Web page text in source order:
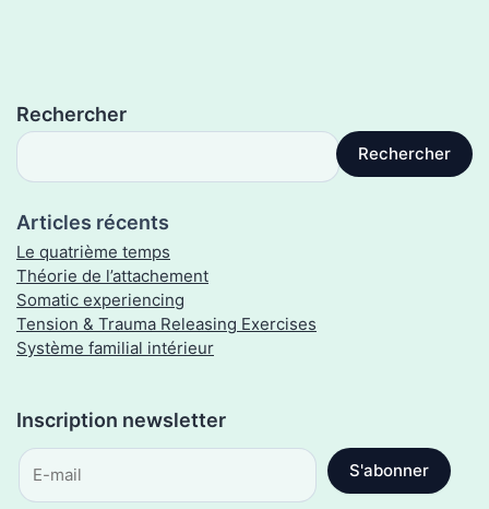
Rechercher
Rechercher
Articles récents
Le quatrième temps
Théorie de l’attachement
Somatic experiencing
Tension & Trauma Releasing Exercises
Système familial intérieur